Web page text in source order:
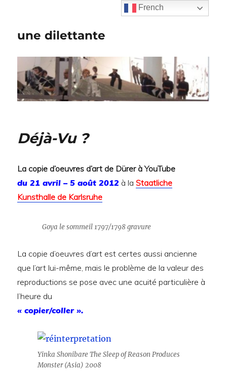
une dilettante
Déjà-Vu ?
La copie d’oeuvres d’art de Dürer à YouTube
du 21 avril – 5 août 2012 à laStaatliche
Kunsthalle de Karlsruhe
Goya le sommeil 1797/1798 gravure
La copie d’oeuvres d’art est certes aussi ancienne
que l’art lui-même, mais le problème de la valeur des
reproductions se pose avec une acuité particulière à
l’heure du
« copier/coller ».
Yinka Shonibare The Sleep of Reason Produces
Monster (Asia) 2008
French